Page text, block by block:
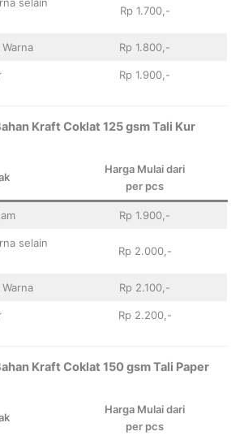
selain
Rp 1.700,-
Rp 1.800,-
Rp 1.900,-
Kraft Coklat 125 gsm Tali Kur
Harga Mulai dari
per pcs
Rp 1.900,-
selain
Rp 2.000,-
Rp 2.100,-
Rp 2.200,-
Kraft Coklat 150 gsm Tali Paper
Harga Mulai dari
per pcs